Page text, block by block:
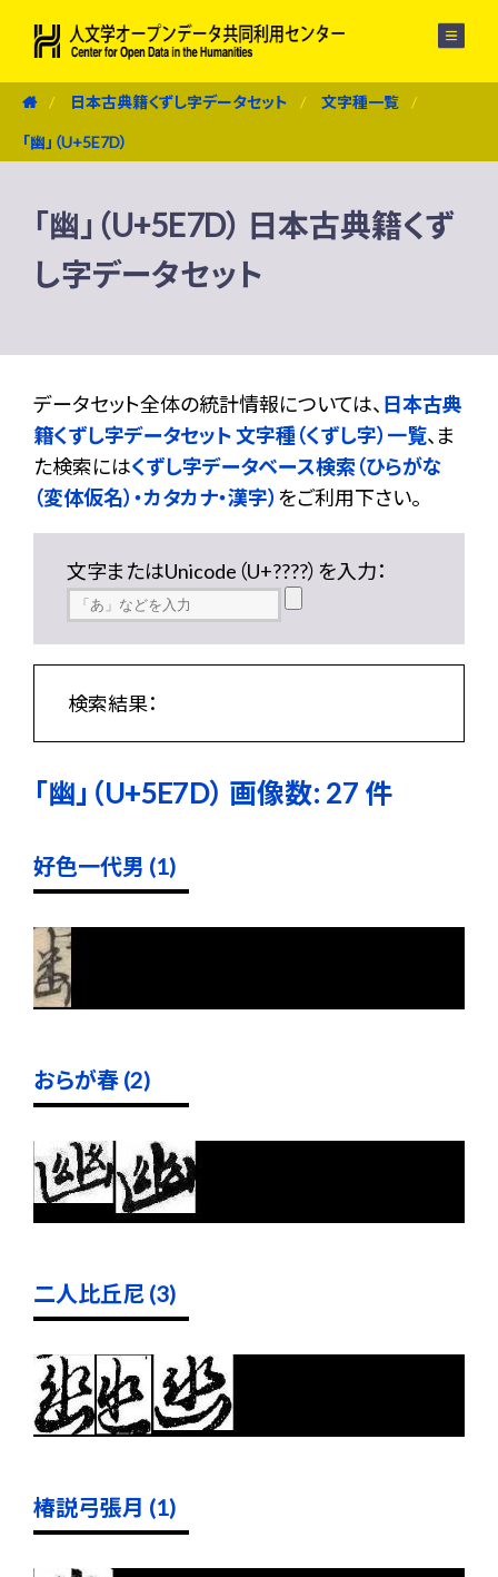
日本古典籍くずし字データセット 文字種一覧
「幽」（U+5E7D）
「幽」（U+5E7D） 日本古典籍くず
し字データセット
データセット全体の統計情報については、 日本古典
籍くずし字データセット 文字種（くずし字）一覧、ま
た検索にはくずし字データベース検索（ひらがな
（変体仮名）・カタカナ・漢字） をご利用下さい。
文字またはUnicode（U+????）を入力：
検索結果：
「幽」（U+5E7D） 画像数: 27 件
好色一代男 (1)
おらが春 (2)
二人比丘尼 (3)
椿説弓張月 (1)